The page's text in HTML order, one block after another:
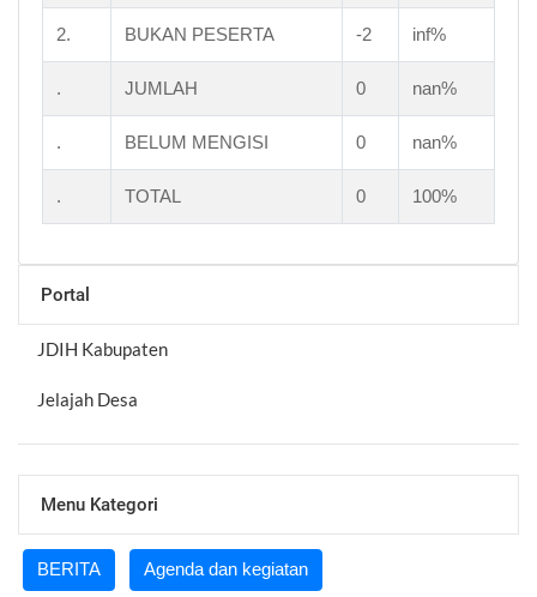
2. BUKAN PESERTA -2 inf%
. JUMLAH 0 nan%
. BELUM MENGISI 0 nan%
. TOTAL 0 100%
Portal
JDIH Kabupaten
Jelajah Desa
Menu Kategori
BERITA Agenda dan kegiatan